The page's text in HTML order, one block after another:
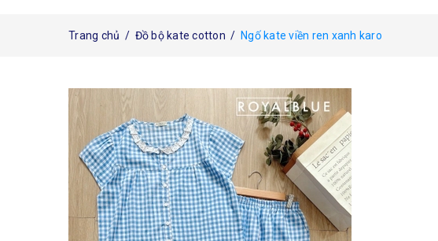
Trang chủ / Đồ bộ kate cotton / Ngố kate viền ren xanh karo